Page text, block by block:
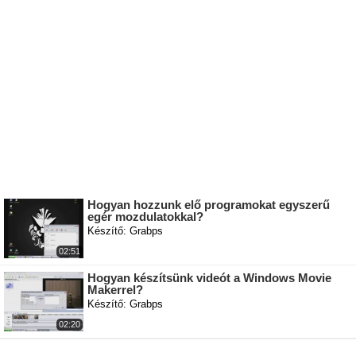
02:51
Hogyan hozzunk elő programokat egyszerű
egér mozdulatokkal?
Készítő: Grabps
02:20
Hogyan készítsünk videót a Windows Movie
Makerrel?
Készítő: Grabps